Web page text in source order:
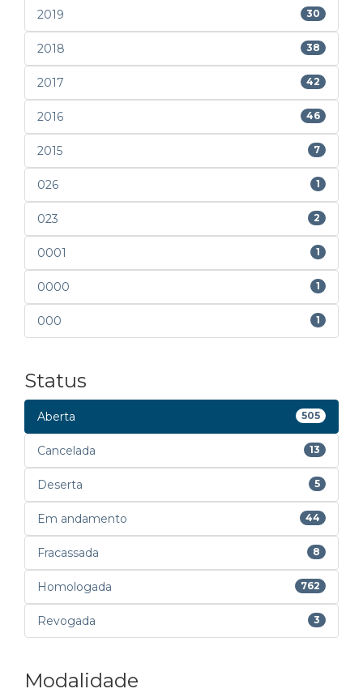
2019 30
2018 38
2017 42
2016 46
2015 7
026 1
023 2
0001 1
0000 1
000 1
Status
Aberta 505
Cancelada 13
Deserta 5
Em andamento 44
Fracassada 8
Homologada 762
Revogada 3
Modalidade